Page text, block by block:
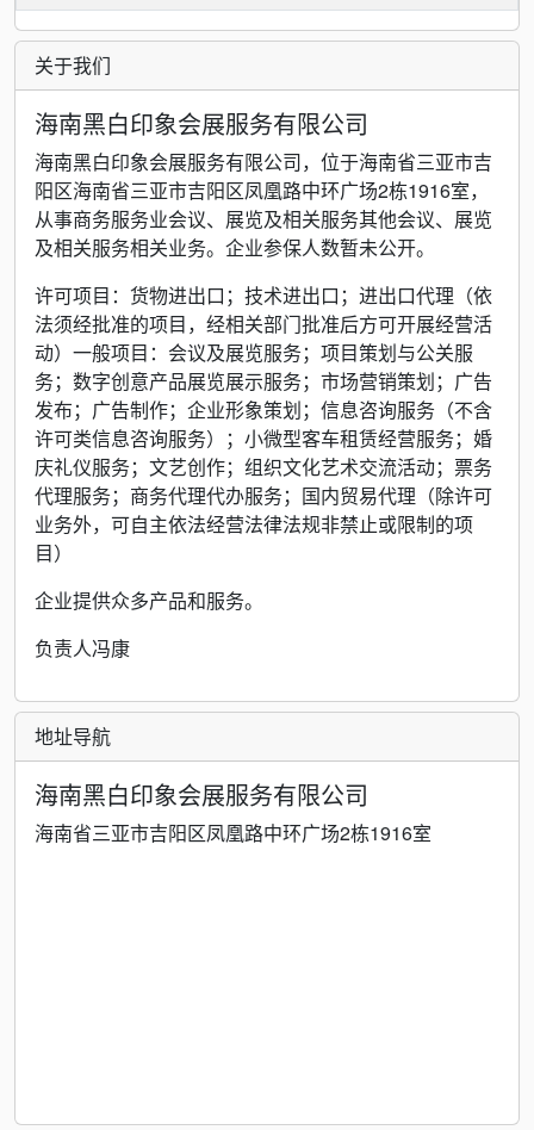
关于我们
海南黑白印象会展服务有限公司
海南黑白印象会展服务有限公司，位于海南省三亚市吉
阳区海南省三亚市吉阳区凤凰路中环广场2栋1916室，
从事商务服务业会议、展览及相关服务其他会议、展览
及相关服务相关业务。企业参保人数暂未公开。
许可项目：货物进出口；技术进出口；进出口代理（依
法须经批准的项目，经相关部门批准后方可开展经营活
动）一般项目：会议及展览服务；项目策划与公关服
务；数字创意产品展览展示服务；市场营销策划；广告
发布；广告制作；企业形象策划；信息咨询服务（不含
许可类信息咨询服务）；小微型客车租赁经营服务；婚
庆礼仪服务；文艺创作；组织文化艺术交流活动；票务
代理服务；商务代理代办服务；国内贸易代理（除许可
业务外，可自主依法经营法律法规非禁止或限制的项
目）
企业提供众多产品和服务。
负责人冯康
地址导航
海南黑白印象会展服务有限公司
海南省三亚市吉阳区凤凰路中环广场2栋1916室